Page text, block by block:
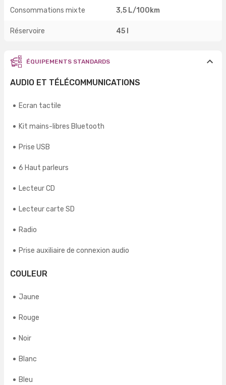
Consommations mixte 3,5 L/100km
Réservoire 45 l
ÉQUIPEMENTS STANDARDS
AUDIO ET TÉLÉCOMMUNICATIONS
Ecran tactile
Kit mains-libres Bluetooth
Prise USB
6 Haut parleurs
Lecteur CD
Lecteur carte SD
Radio
Prise auxiliaire de connexion audio
COULEUR
Jaune
Rouge
Noir
Blanc
Bleu